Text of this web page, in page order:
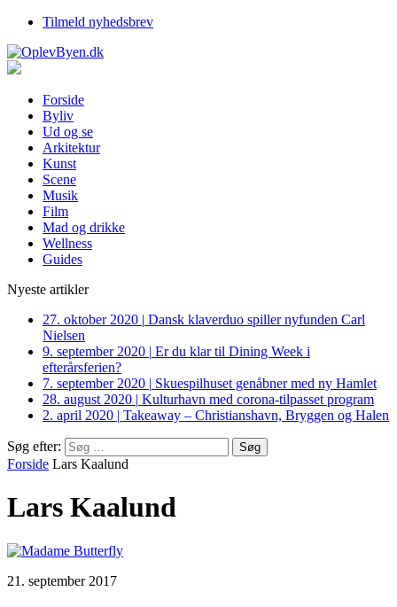
Tilmeld nyhedsbrev
Forside
Byliv
Ud og se
Arkitektur
Kunst
Scene
Musik
Film
Mad og drikke
Wellness
Guides
Nyeste artikler
27. oktober 2020 | Dansk klaverduo spiller nyfunden Carl
Nielsen
9. september 2020 | Er du klar til Dining Week i
efterårsferien?
7. september 2020 | Skuespilhuset genåbner med ny Hamlet
28. august 2020 | Kulturhavn med corona-tilpasset program
2. april 2020 | Takeaway – Christianshavn, Bryggen og Halen
Søg efter:
Forside Lars Kaalund
Lars Kaalund
21. september 2017